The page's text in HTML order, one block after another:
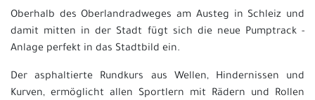
Oberhalb des Oberlandradweges am Austeg in Schleiz und
damit mitten in der Stadt fügt sich die neue Pumptrack -
Anlage perfekt in das Stadtbild ein.
Der asphaltierte Rundkurs aus Wellen, Hindernissen und
Kurven, ermöglicht allen Sportlern mit Rädern und Rollen